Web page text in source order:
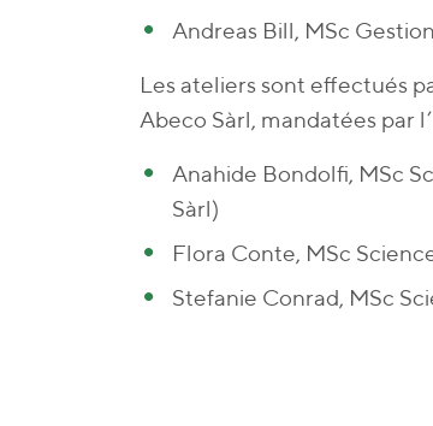
Andreas Bill, MSc
Les ateliers sont effectués
Abeco Sàrl, mandatées par
Anahide Bondolfi, MSc
Sàrl)
Flora Conte, MSc
Stefanie Conrad, MSc